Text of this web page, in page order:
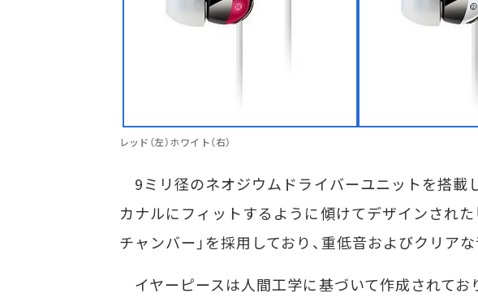
レッド（左）ホワイト（右）
9ミリ径のネオジウムドライバーユニットを搭載
カナルにフィットするように傾けてデザインされ
チャンバー」を採用しており、重低音およびクリア
イヤーピースは人間工学に基づいて作成されてお